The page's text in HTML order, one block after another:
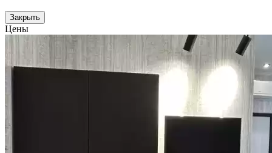
Закрыть
Цены